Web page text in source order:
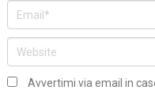
Avvertimi via email in